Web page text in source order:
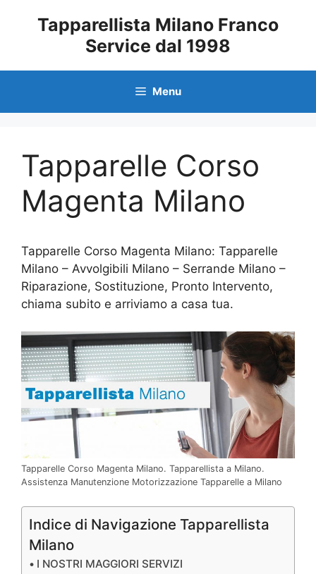
Tapparellista Milano Franco
Service dal 1998
Menu
Tapparelle Corso
Magenta Milano
Tapparelle Corso Magenta Milano: Tapparelle
Milano – Avvolgibili Milano – Serrande Milano –
Riparazione, Sostituzione, Pronto Intervento,
chiama subito e arriviamo a casa tua.
Tapparelle Corso Magenta Milano. Tapparellista a Milano.
Assistenza Manutenzione Motorizzazione Tapparelle a Milano
Indice di Navigazione Tapparellista
Milano
I NOSTRI MAGGIORI SERVIZI